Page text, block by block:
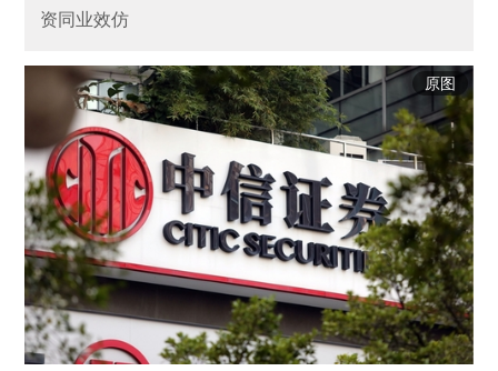
资同业效仿
原图